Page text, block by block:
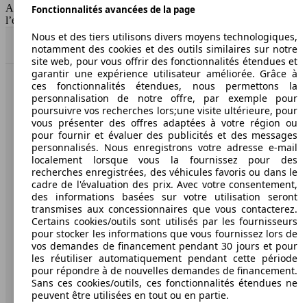
AutoScout24 Belgium SA décline toute responsabilité concernant
l’exactitude des informations fournies
Haut
AutoScout24: la plus grande plateforme en ligne de
voitures en Europe.
AutoScout24
A propos d'AutoScout24
Presse
Conditions d'utilisation
Informations légales
Protection des données
Media
Fonctionnalités avancées de la page
Nous et des tiers utilisons divers moyens technologiques,
notamment des cookies et des outils similaires sur notre
site web, pour vous offrir des fonctionnalités étendues et
garantir une expérience utilisateur améliorée. Grâce à
ces fonctionnalités étendues, nous permettons la
personnalisation de notre offre, par exemple pour
poursuivre vos recherches lors;une visite ultérieure, pour
vous présenter des offres adaptées à votre région ou
pour fournir et évaluer des publicités et des messages
personnalisés. Nous enregistrons votre adresse e-mail
localement lorsque vous la fournissez pour des
recherches enregistrées, des véhicules favoris ou dans le
cadre de l'évaluation des prix. Avec votre consentement,
des informations basées sur votre utilisation seront
transmises aux concessionnaires que vous contacterez.
Certains cookies/outils sont utilisés par les fournisseurs
pour stocker les informations que vous fournissez lors de
vos demandes de financement pendant 30 jours et pour
les réutiliser automatiquement pendant cette période
pour répondre à de nouvelles demandes de financement.
Sans ces cookies/outils, ces fonctionnalités étendues ne
peuvent être utilisées en tout ou en partie.